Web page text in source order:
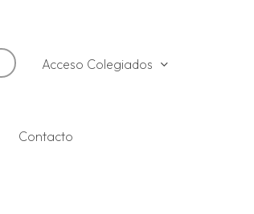
Acceso Colegiados
Contacto